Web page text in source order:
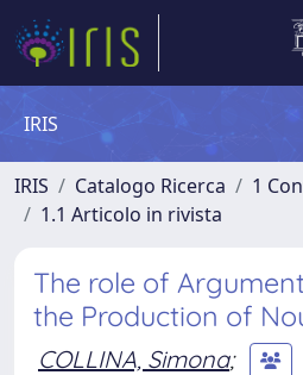
IRIS
IRIS Catalogo Ricerca
1
1.1 Articolo in rivista
The role of
the Production of
COLLINA, Simona;